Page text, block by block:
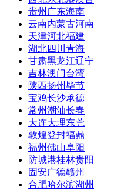
贵州 广东海南
云南内蒙古河南
天津河北福建
湖北四川 青海
甘肃黑龙江辽宁
吉林澳门台湾
陕西扬州毕节
宝鸡长沙承德
常州潮汕长春
大连大理东莞
敦煌登封福鼎
福州佛山阜阳
防城港桂林贵阳
固安广德赣州
合肥哈尔滨湖州